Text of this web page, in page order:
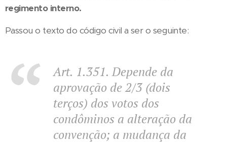
regimento interno.
Passou o texto do código civil a ser o seguinte:
Art. 1.351.Depende da
aprovação de 2/3 (dois
terços) dos votos dos
condôminos a alteração da
convenção; a mudança da